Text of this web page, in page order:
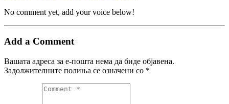
No comment yet, add your voice below!
Add a Comment
Вашата адреса за е-пошта нема да биде објавена.
Задолжителните полиња се означени со *